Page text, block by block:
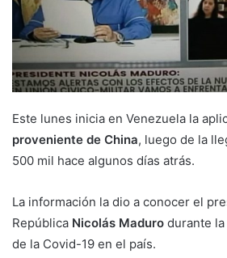
Este lunes inicia en Venezuela la
proveniente de China, luego de la
500 mil hace algunos días atrás.
La información la dio a conocer el
República Nicolás Maduro durante
de la Covid-19 en el país.